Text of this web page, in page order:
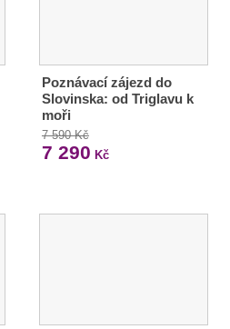
Poznávací zájezd do
Slovinska: od Triglavu k
moři
7 590 Kč
7 290 Kč